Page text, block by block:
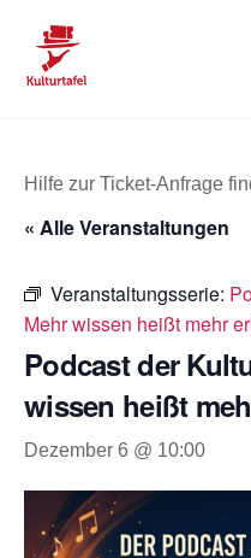
content
Hilfe zur Ticket-Anfrage
« Alle Veranstaltungen
Veranstaltungsserie:
Mehr wissen heißt mehr
Podcast der
wissen heißt
Dezember 6 @ 10:00